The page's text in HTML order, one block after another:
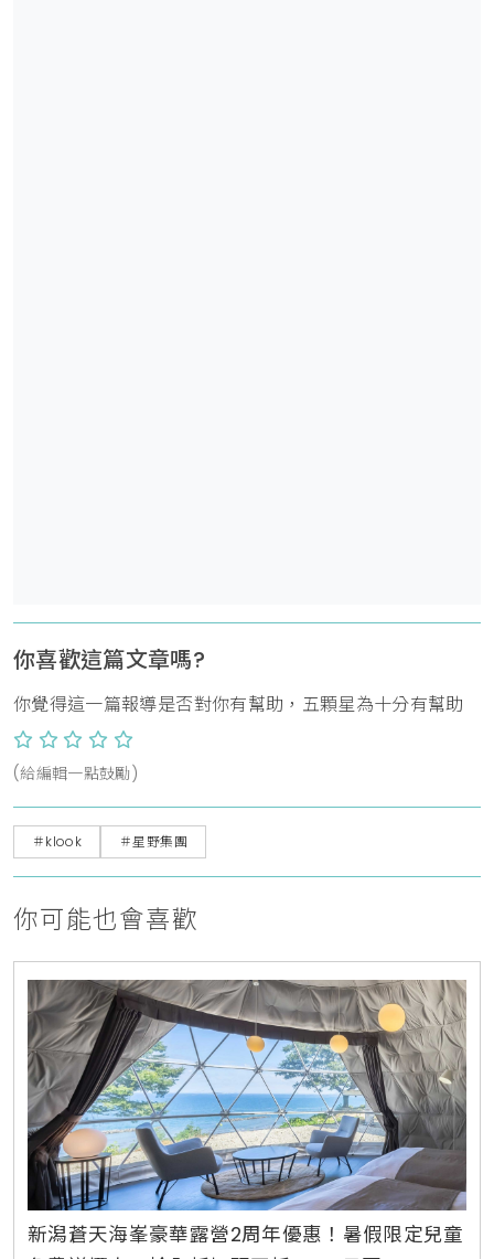
你喜歡這篇文章嗎?
你覺得這一篇報導是否對你有幫助，五顆星為十分有幫助
(給編輯一點鼓勵)
＃klook ＃星野集團
你可能也會喜歡
新潟蒼天海峯豪華露營2周年優惠！暑假限定兒童